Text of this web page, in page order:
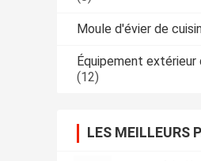
Moule d'évier de
Équipement extérieur
(12)
LES MEILLEURS